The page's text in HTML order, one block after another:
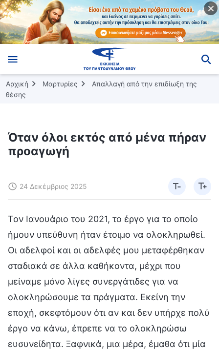
Αρχική Μαρτυρίες
Απαλλαγή από την επιδίωξη της
θέσης
Όταν όλοι εκτός από μένα πήραν
προαγωγή
24 Δεκέμβριος 2025
Τον Ιανουάριο του 2021, το έργο για το οποίο
ήμουν υπεύθυνη ήταν έτοιμο να ολοκληρωθεί.
Οι αδελφοί και οι αδελφές μου μεταφέρθηκαν
σταδιακά σε άλλα καθήκοντα, μέχρι που
μείναμε μόνο λίγες συνεργάτιδες για να
ολοκληρώσουμε τα πράγματα. Εκείνη την
εποχή, σκεφτόμουν ότι αν και δεν υπήρχε πολύ
έργο να κάνω, έπρεπε να το ολοκληρώσω
ευσυνείδητα. Ξαφνικά, μια μέρα, έμαθα ότι μία